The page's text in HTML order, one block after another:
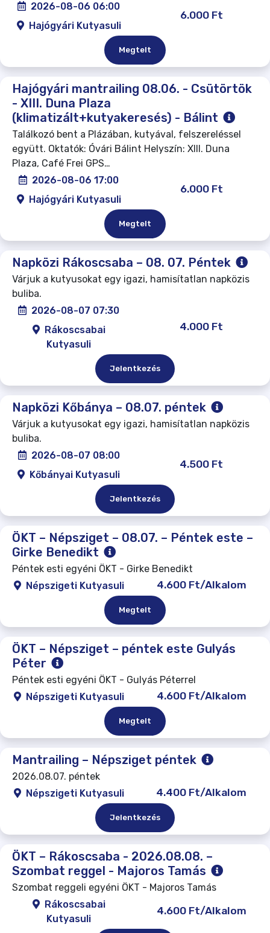
2026-08-06 06:00
Hajógyári Kutyasuli
6.000 Ft
Megtelt
Hajógyári mantrailing 08.06. - Csütörtök
- XIII. Duna Plaza
(klimatizált+kutyakeresés) - Bálint
Találkozó bent a Plázában, kutyával, felszereléssel
együtt. Oktatók: Óvári Bálint Helyszín: XIII. Duna
Plaza, Café Frei GPS…
2026-08-06 17:00
Hajógyári Kutyasuli
6.000 Ft
Megtelt
Napközi Rákoscsaba – 08. 07. Péntek
Várjuk a kutyusokat egy igazi, hamisítatlan napközis
buliba.
2026-08-07 07:30
Rákoscsabai
Kutyasuli
4.000 Ft
Jelentkezés
Napközi Kőbánya – 08.07. péntek
Várjuk a kutyusokat egy igazi, hamisítatlan napközis
buliba.
2026-08-07 08:00
Kőbányai Kutyasuli
4.500 Ft
Jelentkezés
ÖKT – Népsziget – 08.07. – Péntek este –
Girke Benedikt
Péntek esti egyéni ÖKT - Girke Benedikt
Népszigeti Kutyasuli
4.600 Ft/Alkalom
Megtelt
ÖKT – Népsziget – péntek este Gulyás
Péter
Péntek esti egyéni ÖKT - Gulyás Péterrel
Népszigeti Kutyasuli
4.600 Ft/Alkalom
Megtelt
Mantrailing – Népsziget péntek
2026.08.07. péntek
Népszigeti Kutyasuli
4.400 Ft/Alkalom
Jelentkezés
ÖKT – Rákoscsaba - 2026.08.08. –
Szombat reggel - Majoros Tamás
Szombat reggeli egyéni ÖKT - Majoros Tamás
Rákoscsabai
Kutyasuli
4.600 Ft/Alkalom